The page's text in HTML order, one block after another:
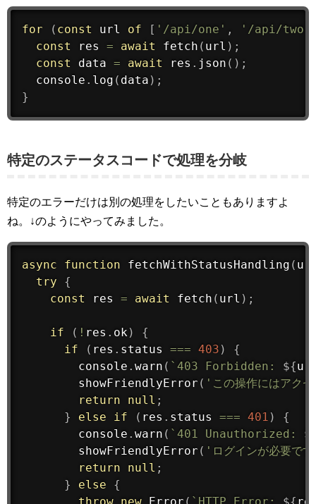
for ( const url of [ '/api/one' , '/api/two'
const res = await fetch ( url ) ;
const data = await res . json ( ) ;
  console
. log ( data ) ;
}
特定のステータスコードで処理を分岐
特定のエラーだけは別の処理をしたいこともありますよ
ね。↓のようにやってみました。
async function fetchWithStatusHandling (
try
{
const res = await fetch ( url ) ;
if ( ! res . ok )
{
if
( res . status === 403 )
{
        console
. warn ( `403 Forbidden: ${
showFriendlyError ( 'この操作にはアク
return
null ;
}
else if ( res . status === 401 )
{
        console
. warn ( `401 Unauthorized:
showFriendlyError ( 'ログインが必要で
return
null ;
}
else
{